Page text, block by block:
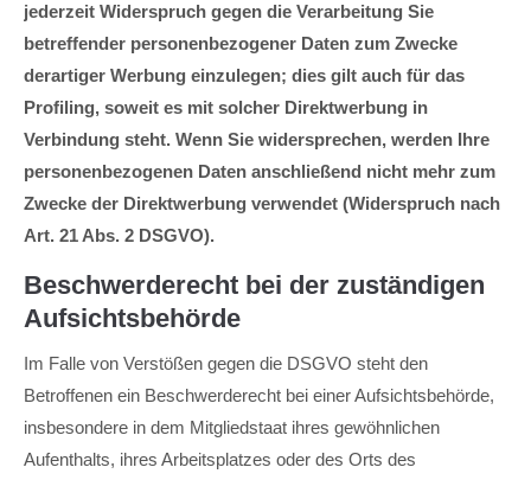
jederzeit Widerspruch gegen die Verarbeitung Sie
betreffender personenbezogener Daten zum Zwecke
derartiger Werbung einzulegen; dies gilt auch für das
Profiling, soweit es mit solcher Direktwerbung in
Verbindung steht. Wenn Sie widersprechen, werden Ihre
personenbezogenen Daten anschließend nicht mehr zum
Zwecke der Direktwerbung verwendet (Widerspruch nach
Art. 21 Abs. 2 DSGVO).
Beschwerderecht bei der zuständigen
Aufsichtsbehörde
Im Falle von Verstößen gegen die DSGVO steht den
Betroffenen ein Beschwerderecht bei einer Aufsichtsbehörde,
insbesondere in dem Mitgliedstaat ihres gewöhnlichen
Aufenthalts, ihres Arbeitsplatzes oder des Orts des